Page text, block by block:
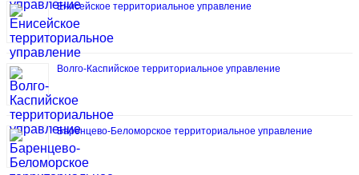
Енисейское территориальное управление
Волго-Каспийское территориальное управление
Баренцево-Беломорское территориальное управление